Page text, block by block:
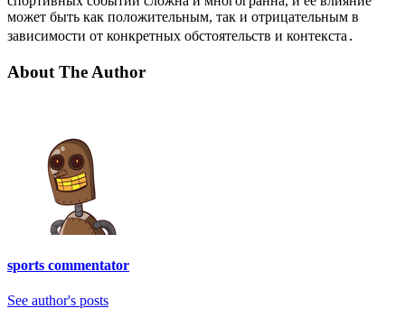
может быть как положительным, так и отрицательным в
зависимости от конкретных обстоятельств и контекста․
About The Author
sports commentator
See author's posts